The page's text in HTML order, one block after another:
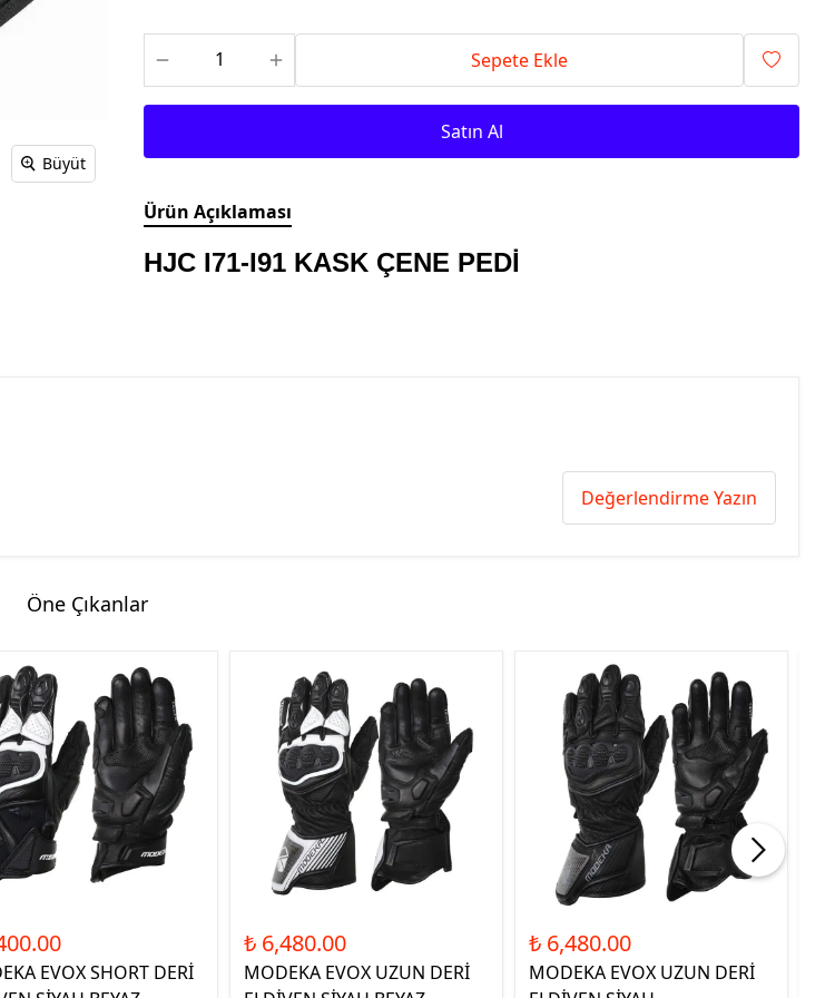
Büyüt
Sepete Ekle
Satın Al
Ürün Açıklaması
HJC I71-I91 KASK ÇENE PEDİ
Değerlendirme Yazın
Öne Çıkanlar
EVOX SHORT DERİ
₺ 6,480.00
MODEKA EVOX UZUN DERİ
₺ 6,480.00
MODEKA EVOX UZUN DERİ